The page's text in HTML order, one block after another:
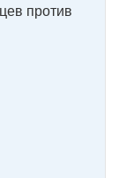
против